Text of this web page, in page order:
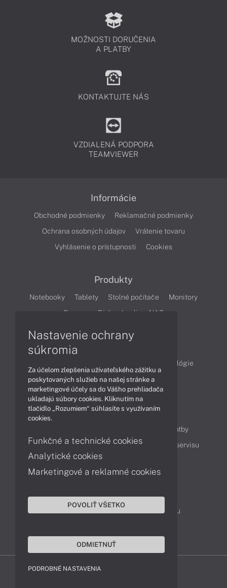
MOŽNOSTI DORUČENIA
A PLATBY
KONTAKTUJTE NÁS
VZDIALENÁ PODPORA
TEAMVIEWER
Informácie
Obchodné podmienky
Reklamačné podmienky
Ochrana osobných údajov
Vrátenie tovaru
Vyhlásenie o prístupnosti
Cookies
Produkty
Notebooky Tablety Stolné počítače
Monitory
Servery
Diskové polia a NAS
Technológie
Videá
Obsah
Možnosti doručenia a platby
Podpora a servis
Servisné služby Cenník servisu
Kontakty
043 4224 771
Obchodné oddelenie
Reklamácia tovaru
Nastavenie ochrany
súkromia
Za účelom zlepšenia užívateľského zážitku a
poskytovaných služieb na našej stránke a
marketingové účely sa do Vášho prehliadača
ukladajú súbory cookies. Kliknutím na
tlačidlo „Rozumiem“ súhlasíte s využívaním
cookies.
Funkčné a technické cookies
Analytické cookies
Marketingové a reklamné cookies
POVOLIŤ VŠETKO
ODMIETNUŤ
PODROBNÉ NASTAVENIA